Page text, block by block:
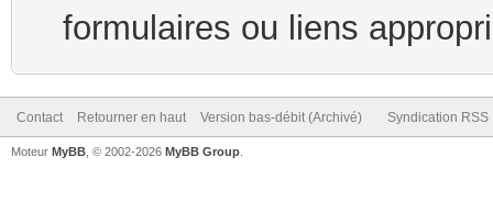
formulaires ou liens
Contact Retourner en haut Version bas-débit (Archivé) Syndication RSS
Moteur MyBB , © 2002-2026 MyBB Group